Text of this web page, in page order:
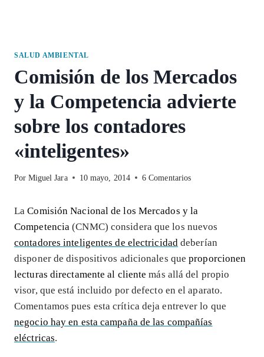
SALUD AMBIENTAL
Comisión de los Mercados
y la Competencia advierte
sobre los contadores
«inteligentes»
Por Miguel Jara 10 mayo, 2014 6 Comentarios
LaComisión Nacional de los Mercados y la
Competencia (CNMC) considera que los nuevos
contadores inteligentes de electricidad deberían
disponer de dispositivos adicionales queproporcionen
lecturas directamente al cliente más allá del propio
visor, que está incluido por defecto en el aparato.
Comentamos pues esta crítica deja entrever lo que
negocio hay en esta campaña de las compañías
eléctricas.